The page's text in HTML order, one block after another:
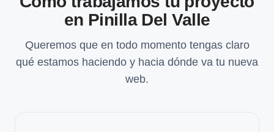
en Pinilla Del Valle
Queremos que en todo momento tengas claro
qué estamos haciendo y hacia dónde va tu nueva
web.